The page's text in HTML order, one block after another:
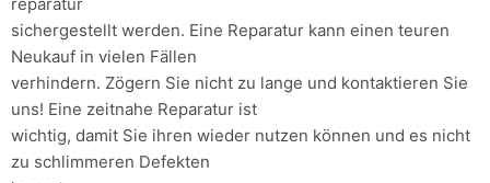
reparatur
sichergestellt werden. Eine Reparatur kann einen teuren
Neukauf in vielen Fällen
verhindern. Zögern Sie nicht zu lange und kontaktieren Sie
uns! Eine zeitnahe Reparatur ist
wichtig, damit Sie ihren wieder nutzen können und es nicht
zu schlimmeren Defekten